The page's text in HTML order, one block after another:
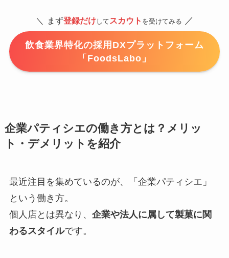
＼ まず登録だけして スカウト を受けてみる ／
飲食業界特化の採用DXプラットフォーム
「FoodsLabo」
企業パティシエの働き方とは？メリッ
ト・デメリットを紹介
最近注目を集めているのが、「企業パティシエ」
という働き方。
個人店とは異なり、 企業や法人に属して製菓に関
わるスタイルです。